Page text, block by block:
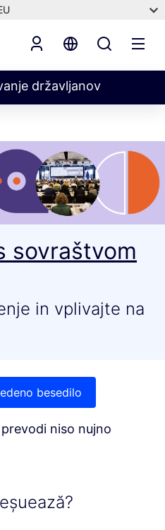
državljanov
sovraštvom
in vplivajte na
besedilo
niso nujno